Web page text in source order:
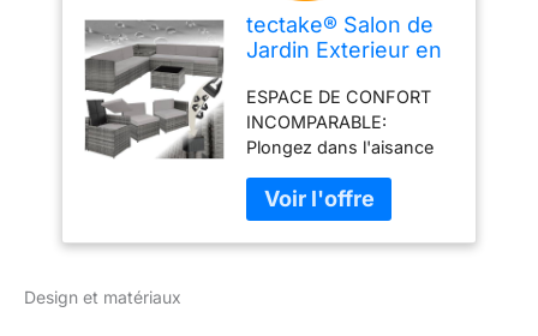
tectake® Salon de
Jardin Exterieur en
Resine Tressee
Modulable 6
Fauteuil Jardin
Coffre de
Rangement et Table
en Verre Inclus
pour Amenagement
ESPACE DE CONFORT
INCOMPARABLE:
Plongez dans l'aisance
Jardin 6 Places, un
véritable bijou pour votre
salon de jardin extérieur.
Design et matériaux